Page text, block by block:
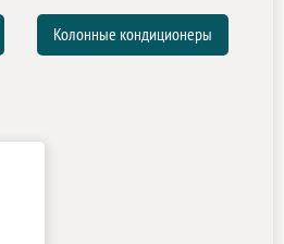
Колонные кондиционеры